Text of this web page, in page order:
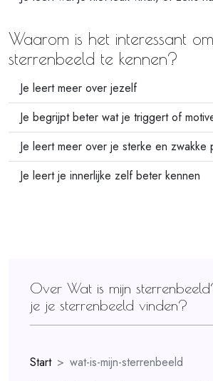
Waarom is het interessant
sterrenbeeld te kennen?
Je leert meer over jezelf
Je begrijpt beter wat je triggert of
Je leert meer over je sterke en zwakke
Je leert je innerlijke zelf beter kennen
Over Wat is mijn
je je sterrenbeeld vinden?
Start
wat-is-mijn-sterrenbeeld